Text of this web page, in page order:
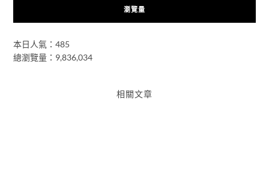
瀏覽量
本日人氣：485
總瀏覽量：9,836,034
相關文章